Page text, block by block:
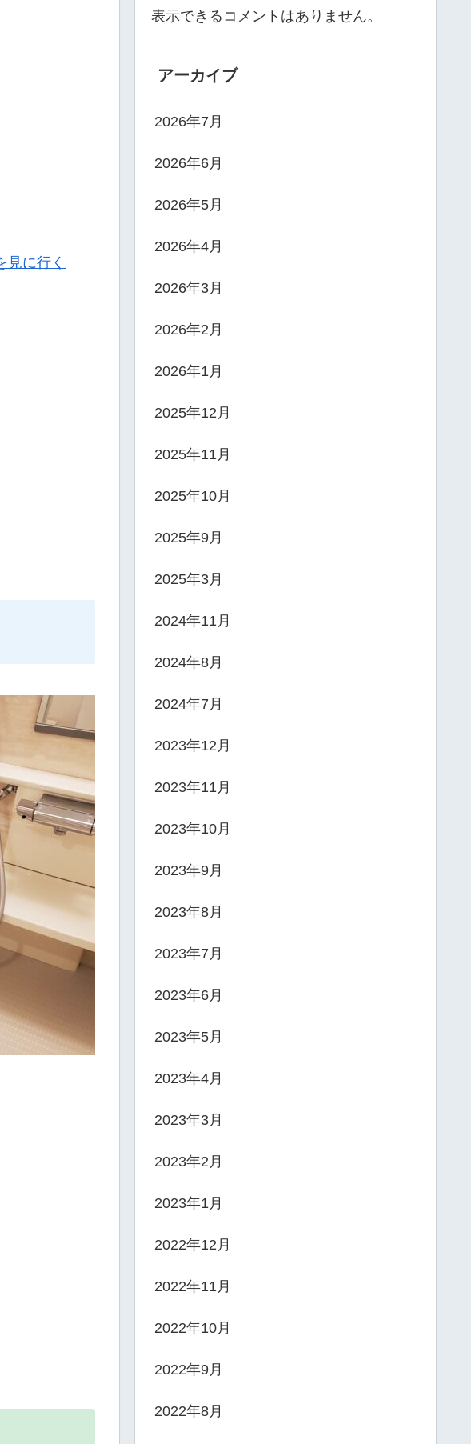
に行く
表示できるコメントはありません。
アーカイブ
2026年7月
2026年6月
2026年5月
2026年4月
2026年3月
2026年2月
2026年1月
2025年12月
2025年11月
2025年10月
2025年9月
2025年3月
2024年11月
2024年8月
2024年7月
2023年12月
2023年11月
2023年10月
2023年9月
2023年8月
2023年7月
2023年6月
2023年5月
2023年4月
2023年3月
2023年2月
2023年1月
2022年12月
2022年11月
2022年10月
2022年9月
2022年8月